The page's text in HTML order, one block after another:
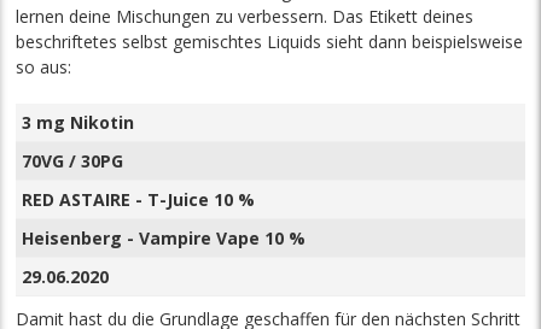
lernen deine Mischungen zu verbessern. Das Etikett deines
beschriftetes selbst gemischtes Liquids sieht dann beispielsweise
so aus:
3 mg Nikotin
70VG / 30PG
RED ASTAIRE - T-Juice 10 %
Heisenberg - Vampire Vape 10 %
29.06.2020
Damit hast du die Grundlage geschaffen für den nächsten Schritt